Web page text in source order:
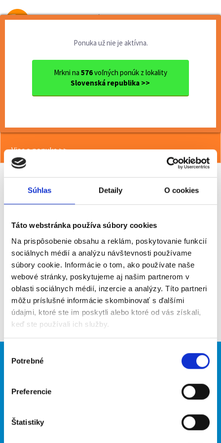
Súhlas Detaily O cookies
Táto webstránka používa súbory cookies
Na prispôsobenie obsahu a reklám, poskytovanie funkcií
sociálnych médií a analýzu návštevnosti používame
súbory cookie. Informácie o tom, ako používate naše
webové stránky, poskytujeme aj našim partnerom v
oblasti sociálnych médií, inzercie a analýzy. Títo partneri
môžu príslušné informácie skombinovať s ďalšími
údajmi, ktoré ste im poskytli alebo ktoré od vás získali,
keď ste používali ich služby.
súhlasu
Potrebné
Preferencie
Štatistiky
Od prvej brigády
Ponuka už nie je aktívna.
Mrkni na 576voľných ponúk z lokality
Slovenská republika >>
<< Späť
Viac o ponuke >>
Poslať na email
Upozorniť na inzerát
Pridať do obľúbených
Späť
Brigádnici
Hľadané brigády
O portáli Naše ďalšie projekty